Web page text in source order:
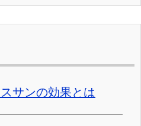
サンの効果とは